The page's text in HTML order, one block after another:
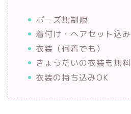
ポーズ無制限
着付け・ヘアセット込み
衣装（何着でも）
きょうだいの衣装も無料
衣装の持ち込みOK